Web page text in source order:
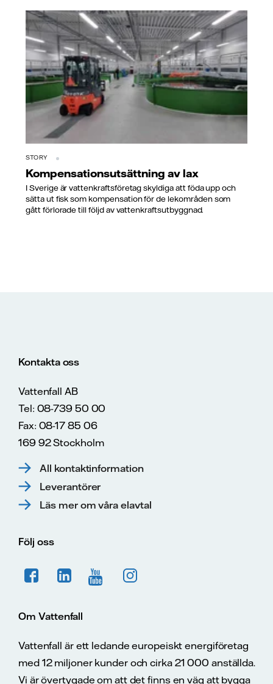
STORY
Kompensationsutsättning av lax
I Sverige är vattenkraftsföretag skyldiga att föda upp och
sätta ut fisk som kompensation för de lekområden som
gått förlorade till följd av vattenkraftsutbyggnad.
Kontakta oss
Vattenfall AB
Tel: 08-739 50 00
Fax: 08-17 85 06
169 92 Stockholm
All kontaktinformation
Leverantörer
Läs mer om våra elavtal
Följ oss
Om Vattenfall
Vattenfall är ett ledande europeiskt energiföretag
med 12 miljoner kunder och cirka 21 000 anställda.
Vi är övertygade om att det finns en väg att bygga